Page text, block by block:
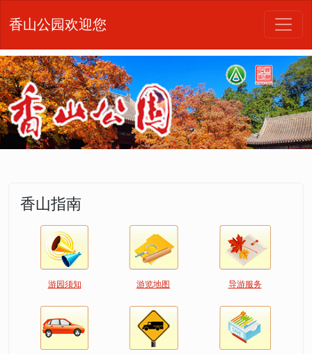
香山公园欢迎您
香山指南
游园须知 游览地图 导游服务